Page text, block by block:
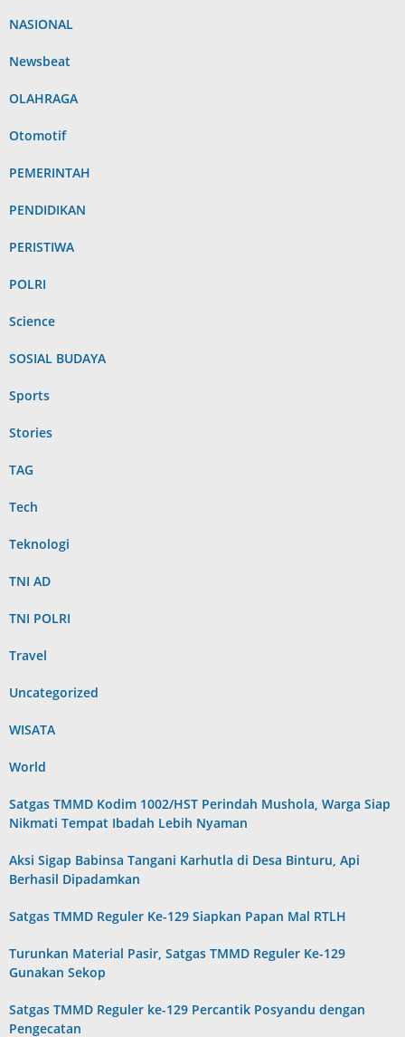
NASIONAL
Newsbeat
OLAHRAGA
Otomotif
PEMERINTAH
PENDIDIKAN
PERISTIWA
POLRI
Science
SOSIAL BUDAYA
Sports
Stories
TAG
Tech
Teknologi
TNI AD
TNI POLRI
Travel
Uncategorized
WISATA
World
Satgas TMMD Kodim 1002/HST Perindah Mushola, Warga Siap
Nikmati Tempat Ibadah Lebih Nyaman
Aksi Sigap Babinsa Tangani Karhutla di Desa Binturu, Api
Berhasil Dipadamkan
Satgas TMMD Reguler Ke-129 Siapkan Papan Mal RTLH
Turunkan Material Pasir, Satgas TMMD Reguler Ke-129
Gunakan Sekop
Satgas TMMD Reguler ke-129 Percantik Posyandu dengan
Pengecatan